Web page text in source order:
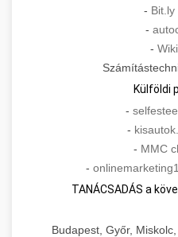
- Bit.ly
-
-
Külföldi
-
-
- MMC
-
TANÁCSADÁS a
Budapest, Győr,